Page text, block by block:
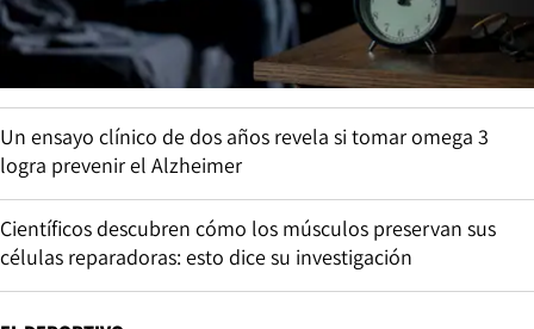
Un ensayo clínico de dos años revela si tomar omega 3
logra prevenir el Alzheimer
Científicos descubren cómo los músculos preservan sus
células reparadoras: esto dice su investigación